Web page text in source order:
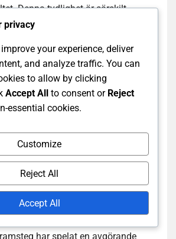
Denna tydlighet är särskilt
hög insats där varje beslut
nytta av dessa signaler
tittarupplevelsen. Fans kan
och domarens beslut,
mer engagerande och njutbart.
signaler, förstärker ytterligare
i teknologin
har spelat en avgörande
privacy
your experience, deliver
and analyze traffic. You can
to allow by clicking
Accept All to consent or Reject
essential cookies.
Customize
Reject All
Accept All